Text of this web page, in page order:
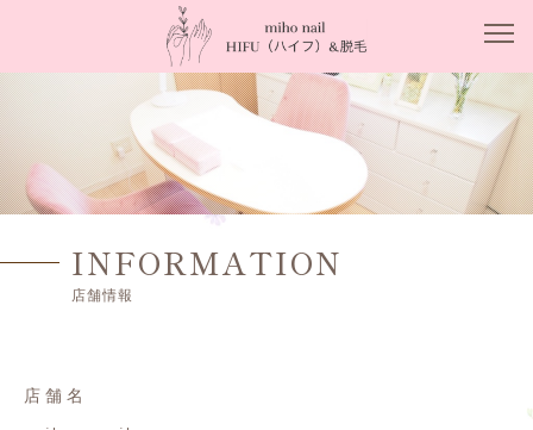
INFORMATION
店舗情報
店舗名